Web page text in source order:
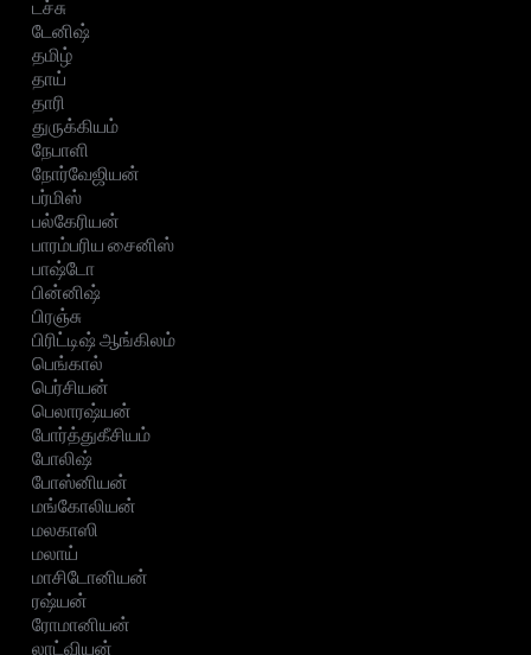
டச்சு
டேனிஷ்
தமிழ்
தாய்
தாரி
துருக்கியம்
நேபாளி
நோர்வேஜியன்
பர்மிஸ்
பல்கேரியன்
பாரம்பரிய சைனிஸ்
பாஷ்டோ
பின்னிஷ்
பிரஞ்சு
பிரிட்டிஷ் ஆங்கிலம்
பெங்கால்
பெர்சியன்
பெலாரஷ்யன்
போர்த்துகீசியம்
போலிஷ்
போஸ்னியன்
மங்கோலியன்
மலகாஸி
மலாய்
மாசிடோனியன்
ரஷ்யன்
ரோமானியன்
லாட்வியன்